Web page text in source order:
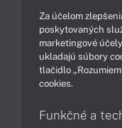
Podpora a servis
Za účelom
poskytovaných
marketingové
ukladajú súbory
tlačidlo
cookies.
Funkčné a